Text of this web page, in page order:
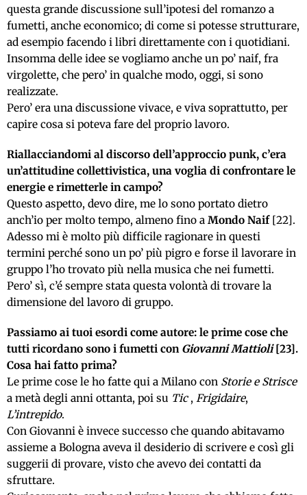
questa grande discussione sull’ipotesi del romanzo a
fumetti, anche economico; di come si potesse strutturare,
ad esempio facendo i libri direttamente con i quotidiani.
Insomma delle idee se vogliamo anche un po’ naif, fra
virgolette, che pero’ in qualche modo, oggi, si sono
realizzate.
Pero’ era una discussione vivace, e viva soprattutto, per
capire cosa si poteva fare del proprio lavoro.
Riallacciandomi al discorso dell’approccio punk, c’era
un’attitudine collettivistica, una voglia di confrontare le
energie e rimetterle in campo?
Questo aspetto, devo dire, me lo sono portato dietro
anch’io per molto tempo, almeno fino a Mondo Naif[22].
Adesso mi è molto più difficile ragionare in questi
termini perché sono un po’ più pigro e forse il lavorare in
gruppo l’ho trovato più nella musica che nei fumetti.
Pero’ sì, c’é sempre stata questa volontà di trovare la
dimensione del lavoro di gruppo.
Passiamo ai tuoi esordi come autore: le prime cose che
tutti ricordano sono i fumetti con Giovanni Mattioli[23].
Cosa hai fatto prima?
Le prime cose le ho fatte qui a Milano con Storie e Strisce
a metà degli anni ottanta, poi su Tic, Frigidaire,
L’intrepido.
Con Giovanni è invece successo che quando abitavamo
assieme a Bologna aveva il desiderio di scrivere e così gli
suggerii di provare, visto che avevo dei contatti da
sfruttare.